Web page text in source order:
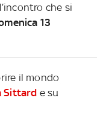
che si
13
il mondo
Sittard e su